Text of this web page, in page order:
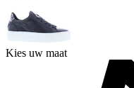
Kies uw maat